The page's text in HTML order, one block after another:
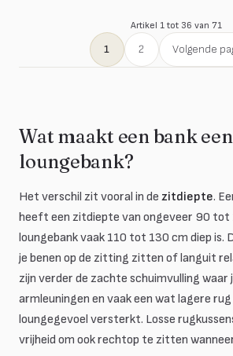
Artikel 1 tot 36 van 71
1 2 Volgende
Wat maakt een bank een
loungebank?
Het verschil zit vooral in de zitdiepte.
heeft een zitdiepte van ongeveer 90 tot
loungebank vaak 110 tot 130 cm diep is.
je benen op de zitting zitten of languit
zijn verder de zachte schuimvulling waar
armleuningen en vaak een wat lagere
loungegevoel versterkt. Losse
vrijheid om ook rechtop te zitten